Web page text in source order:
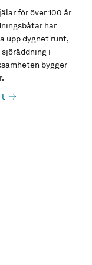
för över 100 år
har
upp dygnet runt,
i
bygger